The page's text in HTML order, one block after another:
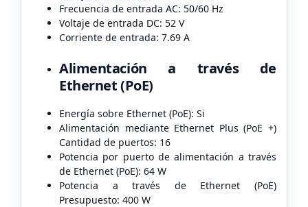
Frecuencia de entrada AC: 50/60 Hz
Voltaje de entrada DC: 52 V
Corriente de entrada: 7.69 A
Alimentación a través de
Ethernet (PoE)
Energía sobre Ethernet (PoE): Si
Alimentación mediante Ethernet Plus (PoE +)
Cantidad de puertos: 16
Potencia por puerto de alimentación a través
de Ethernet (PoE): 64 W
Potencia a través de Ethernet (PoE)
Presupuesto: 400 W